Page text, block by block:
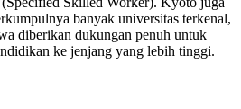
banyak universitas terkenal,
diberikan dukungan penuh untuk
ke jenjang yang lebih tinggi.